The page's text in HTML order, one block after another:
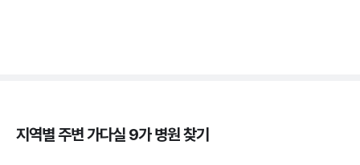
지역별 주변가다실 9가병원 찾기